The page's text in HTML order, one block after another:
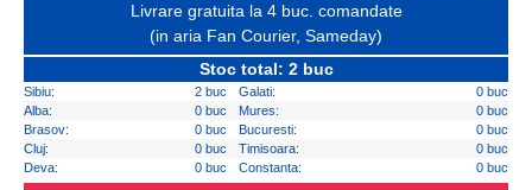
Livrare gratuita la 4 buc. comandate
(in aria Fan Courier, Sameday)
Stoc total: 2 buc
Sibiu: 2 buc Galati:
0 buc
Alba:
0 buc Mures:
0 buc
Brasov:
0 buc Bucuresti:
0 buc
Cluj:
0 buc Timisoara:
0 buc
Deva:
0 buc Constanta: 0 buc